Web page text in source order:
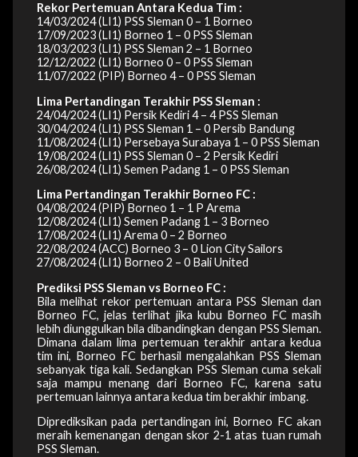
Rekor Pertemuan Antara Kedua Tim :
14/03/2024 (LI1) PSS Sleman 0 – 1 Borneo
17/09/2023 (LI1) Borneo 1 – 0 PSS Sleman
18/03/2023 (LI1) PSS Sleman 2 – 1 Borneo
12/12/2022 (LI1) Borneo 0 – 0 PSS Sleman
11/07/2022 (PIP) Borneo 4 – 0 PSS Sleman
Lima Pertandingan Terakhir PSS Sleman :
24/04/2024 (LI1) Persik Kediri 4 – 4 PSS Sleman
30/04/2024 (LI1) PSS Sleman 1 – 0 Persib Bandung
11/08/2024 (LI1) Persebaya Surabaya 1 – 0 PSS Sleman
19/08/2024 (LI1) PSS Sleman 0 – 2 Persik Kediri
26/08/2024 (LI1) Semen Padang 1 – 0 PSS Sleman
Lima Pertandingan Terakhir Borneo FC :
04/08/2024 (PIP) Borneo 1 – 1 P Arema
12/08/2024 (LI1) Semen Padang 1 – 3 Borneo
17/08/2024 (LI1) Arema 0 – 2 Borneo
22/08/2024 (ACC) Borneo 3 – 0 Lion City Sailors
27/08/2024 (LI1) Borneo 2 – 0 Bali United
Prediksi PSS Sleman vs Borneo FC :
Bila melihat rekor pertemuan antara PSS Sleman dan
Borneo FC, jelas terlihat jika kubu Borneo FC masih
lebih diunggulkan bila dibandingkan dengan PSS Sleman.
Dimana dalam lima pertemuan terakhir antara kedua
tim ini, Borneo FC berhasil mengalahkan PSS Sleman
sebanyak tiga kali. Sedangkan PSS Sleman cuma sekali
saja mampu menang dari Borneo FC, karena satu
pertemuan lainnya antara kedua tim berakhir imbang.
Diprediksikan pada pertandingan ini, Borneo FC akan
meraih kemenangan dengan skor 2-1 atas tuan rumah
PSS Sleman.